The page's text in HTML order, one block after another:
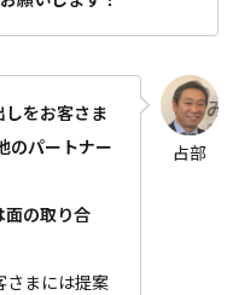
をお客さま
のパートナー
面の取り合
さまには提案
占部